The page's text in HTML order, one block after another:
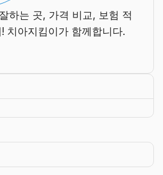
하는 곳, 가격 비교, 보험 적
치아지킴이가 함께합니다.